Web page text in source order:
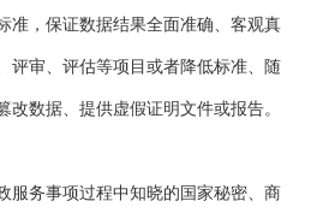
准，保证数据结果全面准确、客观真
评审、评估等项目或者降低标准、随
改数据、提供虚假证明文件或报告。
服务事项过程中知晓的国家秘密、商